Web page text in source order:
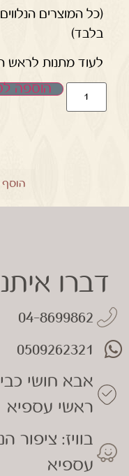
(כל המוצרים
בלבד)
לעוד מתנות לראש
הוספה
הוסף
דברו
04-8699862
0509262321
אבא חושי
ראשי עספיא
בוויז: ציפור
עספיא